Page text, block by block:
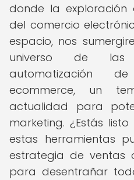
donde la
del comercio
espacio, nos
universo de las
automatización
ecommerce, un
actualidad para
marketing. ¿Estás
estas herramientas
estrategia de ventas
para desentrañar